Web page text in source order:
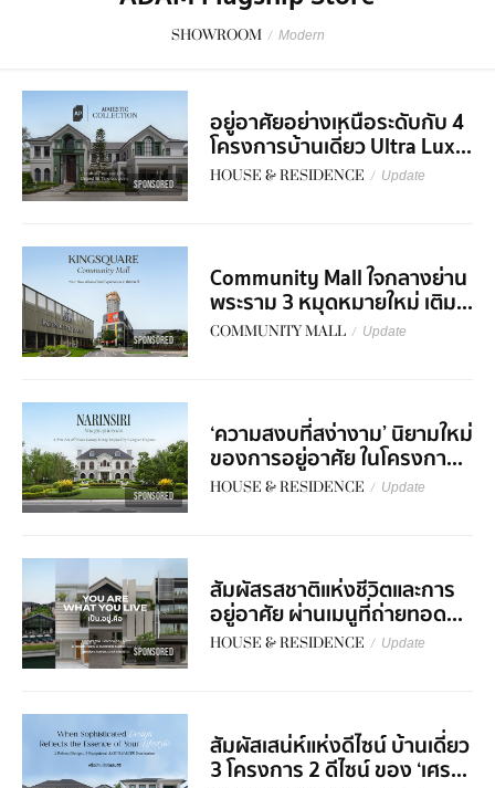
SHOWROOM / Modern
SPONSORED
อยู่อาศัยอย่างเหนือระดับกับ 4
โครงการบ้านเดี่ยว Ultra Lux...
HOUSE & RESIDENCE / Update
SPONSORED
Community Mall ใจกลางย่าน
พระราม 3 หมุดหมายใหม่ เติม...
COMMUNITY MALL / Update
SPONSORED
‘ความสงบที่สง่างาม’ นิยามใหม่
ของการอยู่อาศัย ในโครงกา...
HOUSE & RESIDENCE / Update
SPONSORED
สัมผัสรสชาติแห่งชีวิตและการ
อยู่อาศัย ผ่านเมนูที่ถ่ายทอด...
HOUSE & RESIDENCE / Update
สัมผัสเสน่ห์แห่งดีไซน์ บ้านเดี่ยว
3 โครงการ 2 ดีไซน์ ของ ‘เศร...